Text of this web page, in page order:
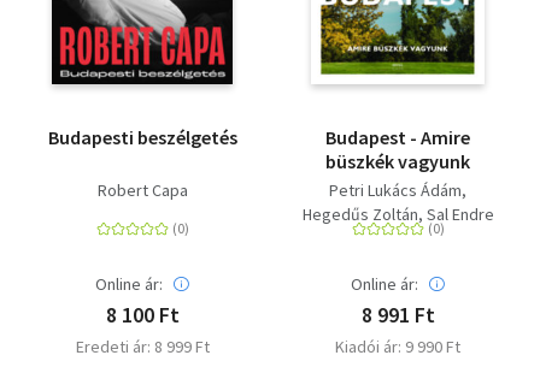
Budapesti beszélgetés
Robert Capa
Online ár:
8 100 Ft
Eredeti ár: 8 999 Ft
Budapest - Amire
büszkék vagyunk
Petri Lukács Ádám
Hegedűs Zoltán Sal Endre
Online ár:
8 991 Ft
Kiadói ár: 9 990 Ft